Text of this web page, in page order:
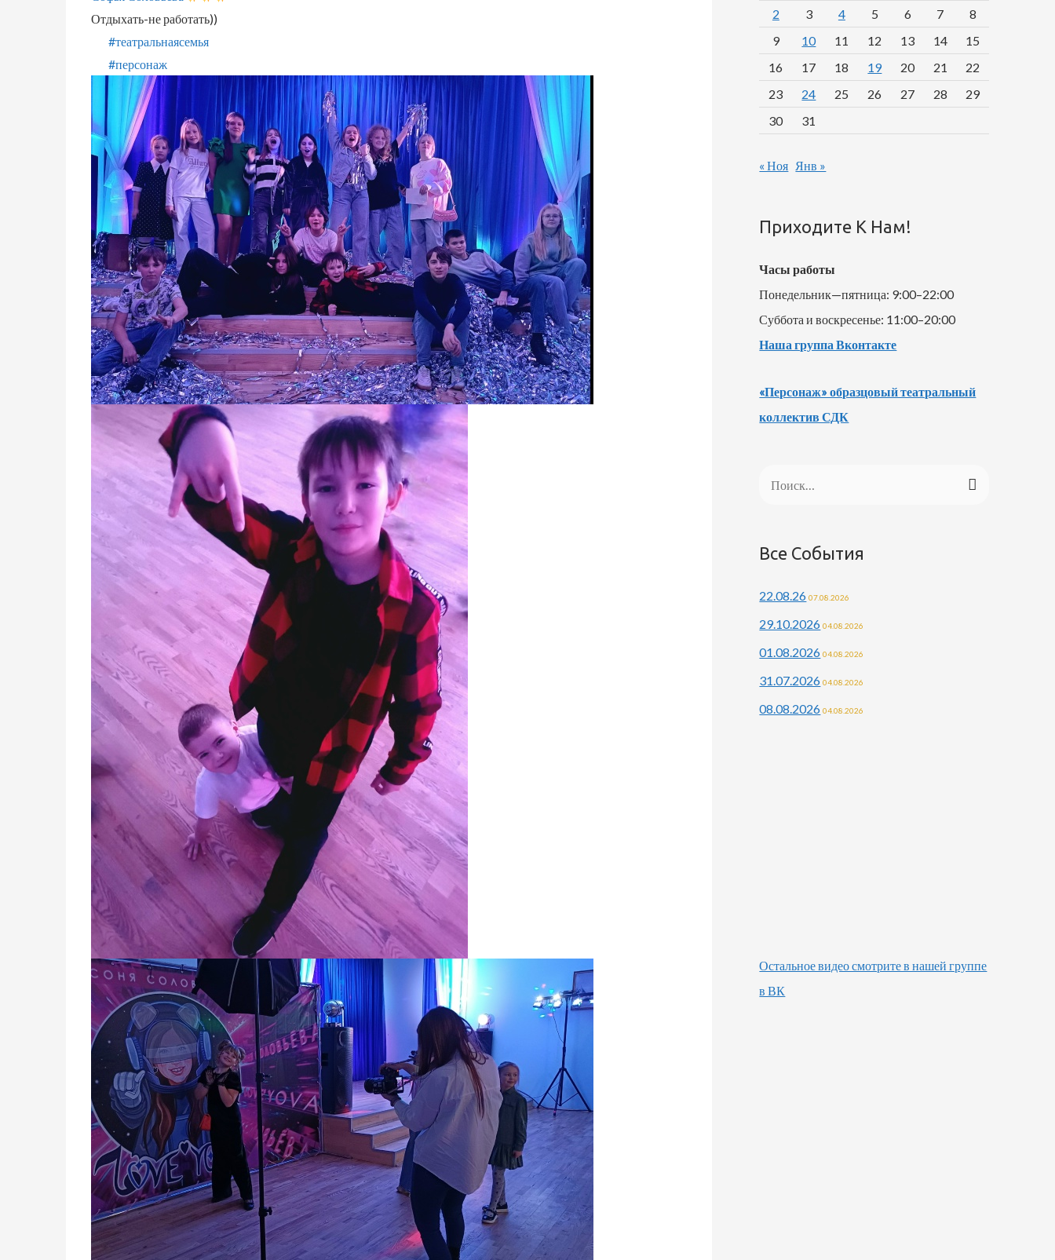
Отдыхать-не работать))
#театральнаясемья
#персонаж
2
3 4 5 6 7
8
9
10 11 12 13 14
15
16
17 18 19 20 21
22
23
24 25 26 27 28
29
30
31
« Ноя Янв »
Приходите К Нам!
Часы работы
Понедельник—пятница: 9:00–22:00
Суббота и воскресенье: 11:00–20:00
Наша группа Вконтакте
«Персонаж» образцовый театральный
коллектив СДК
т
:
Все События
22.08.26 07.08.2026
29.10.2026 04.08.2026
01.08.2026 04.08.2026
31.07.2026 04.08.2026
08.08.2026 04.08.2026
Остальное видео смотрите в нашей группе
в ВК